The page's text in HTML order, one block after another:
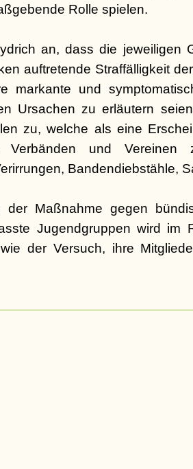
Rolle spielen.
an, dass die jeweiligen
auftretende Straffälligkeit
markante und
Ursachen zu erläutern
zu, welche als eine
und Vereinen
Bandendiebstähle,
der Maßnahme gegen
Jugendgruppen wird im
der Versuch, ihre